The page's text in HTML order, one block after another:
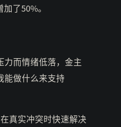
了50%。
而情绪低落，金主
做什么来支持
真实冲突时快速解决